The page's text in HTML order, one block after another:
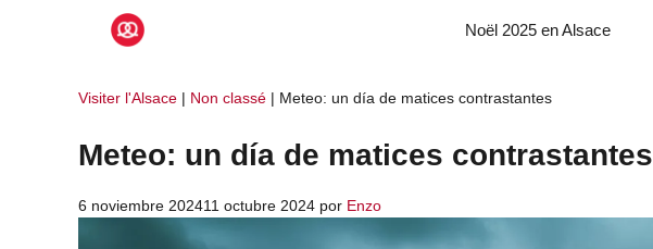
Noël 2025 en Alsace
Visiter l'Alsace | Non classé | Meteo: un día de matices contrastantes
Meteo: un día de matices contrastantes
6 noviembre 202411 octubre 2024 por Enzo